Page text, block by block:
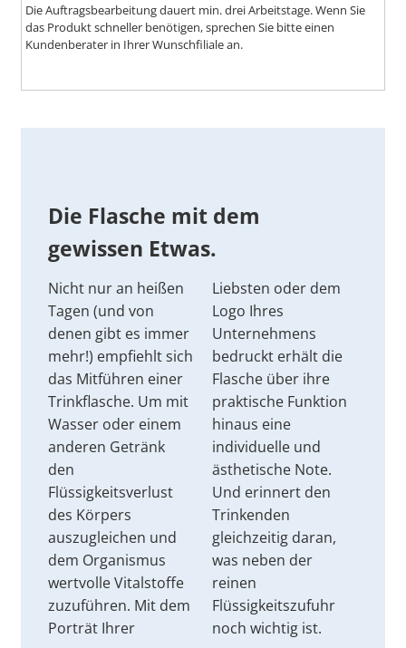
Die Auftragsbearbeitung dauert min. drei Arbeitstage. Wenn Sie
das Produkt schneller benötigen, sprechen Sie bitte einen
Kundenberater in Ihrer Wunschfiliale an.
Die Flasche mit dem
gewissen Etwas.
Nicht nur an heißen
Tagen (und von
denen gibt es immer
mehr!) empfiehlt sich
das Mitführen einer
Trinkflasche. Um mit
Wasser oder einem
anderen Getränk
den
Flüssigkeitsverlust
des Körpers
auszugleichen und
dem Organismus
wertvolle Vitalstoffe
zuzuführen. Mit dem
Porträt Ihrer
Liebsten oder dem
Logo Ihres
Unternehmens
bedruckt erhält die
Flasche über ihre
praktische Funktion
hinaus eine
individuelle und
ästhetische Note.
Und erinnert den
Trinkenden
gleichzeitig daran,
was neben der
reinen
Flüssigkeitszufuhr
noch wichtig ist.